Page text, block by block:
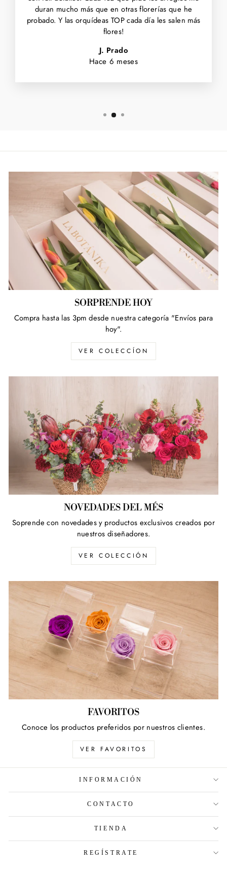
duran mucho más que en otras florerías que he
probado. Y las orquídeas TOP cada día les salen más
flores!
J. Prado
Hace 6 meses
SORPRENDE HOY
Compra hasta las 3pm desde nuestra categoría "Envíos para
hoy".
VER COLECCÍON
NOVEDADES DEL MÉS
Soprende con novedades y productos exclusivos creados por
nuestros diseñadores.
VER COLECCIÓN
FAVORITOS
Conoce los productos preferidos por nuestros clientes.
VER FAVORITOS
INFORMACIÓN
CONTACTO
TIENDA
REGÍSTRATE